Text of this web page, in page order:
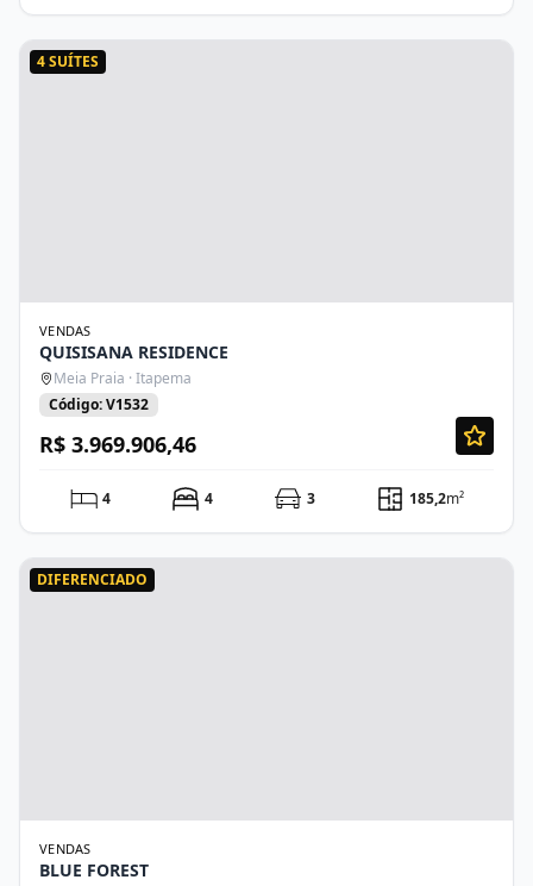
4 SUÍTES
VENDAS
QUISISANA RESIDENCE
Meia Praia · Itapema
Código: V1532
R$ 3.969.906,46
4 4 3 185,2m²
DIFERENCIADO
VENDAS
BLUE FOREST